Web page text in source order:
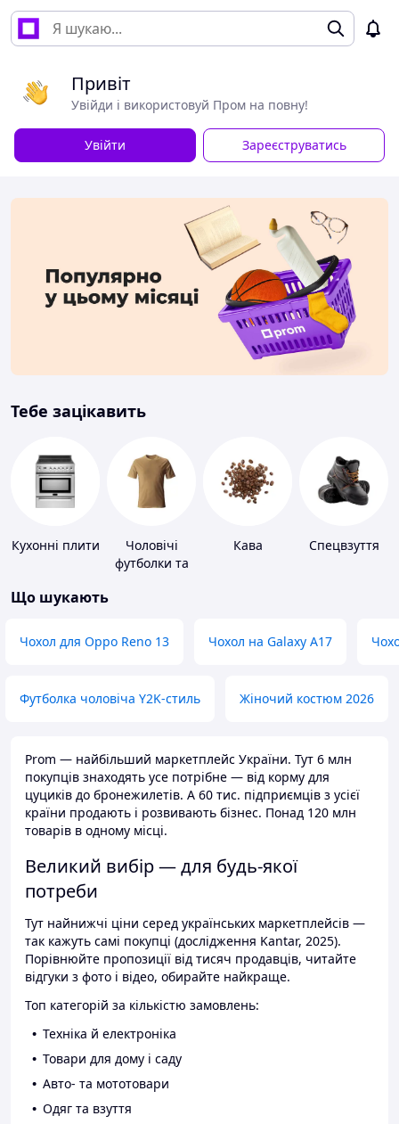
Привіт
Увійди і використовуй Пром на повну!
Увійти Зареєструватись
Тебе зацікавить
Кухонні плити
Чоловічі
футболки та
Кава
Спецвзуття
Що шукають
Чохол для Oppo Reno 13 Чохол на Galaxy A17
Футболка чоловіча Y2K-стиль Жіночий костюм 2026
Prom — найбільший маркетплейс України. Тут 6 млн
покупців знаходять усе потрібне — від корму для
цуциків до бронежилетів. А 60 тис. підприємців з усієї
країни продають і розвивають бізнес. Понад 120 млн
товарів в одному місці.
Великий вибір — для будь-якої
потреби
Тут найнижчі ціни серед українських маркетплейсів —
так кажуть самі покупці (дослідження Kantar, 2025).
Порівнюйте пропозиції від тисяч продавців, читайте
відгуки з фото і відео, обирайте найкраще.
Топ категорій за кількістю замовлень:
Техніка й електроніка
Товари для дому і саду
Авто- та мототовари
Одяг та взуття